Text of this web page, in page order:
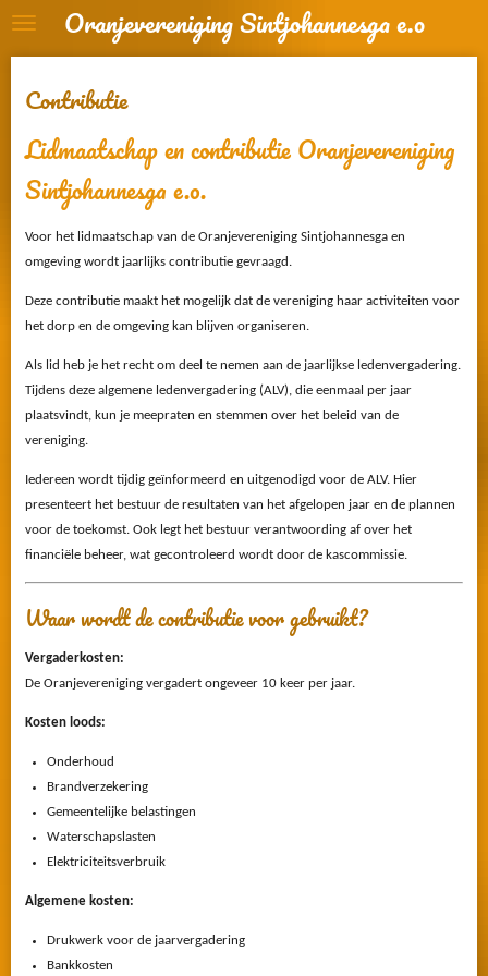
Ga
Oranjevereniging Sintjohannesga e.o
Contributie
Lidmaatschap en contributie Oranjevereniging
Sintjohannesga e.o.
Voor het lidmaatschap van de Oranjevereniging Sintjohannesga en
omgeving wordt jaarlijks contributie gevraagd.
Deze contributie maakt het mogelijk dat de vereniging haar activiteiten voor
het dorp en de omgeving kan blijven organiseren.
Als lid heb je het recht om deel te nemen aan de jaarlijkse ledenvergadering.
Tijdens deze algemene ledenvergadering (ALV), die eenmaal per jaar
plaatsvindt, kun je meepraten en stemmen over het beleid van de
vereniging.
Iedereen wordt tijdig geïnformeerd en uitgenodigd voor de ALV. Hier
presenteert het bestuur de resultaten van het afgelopen jaar en de plannen
voor de toekomst. Ook legt het bestuur verantwoording af over het
financiële beheer, wat gecontroleerd wordt door de kascommissie.
Waar wordt de contributie voor gebruikt?
Vergaderkosten:
De Oranjevereniging vergadert ongeveer 10 keer per jaar.
Kosten loods:
Onderhoud
Brandverzekering
Gemeentelijke belastingen
Waterschapslasten
Elektriciteitsverbruik
Algemene kosten:
Drukwerk voor de jaarvergadering
Bankkosten